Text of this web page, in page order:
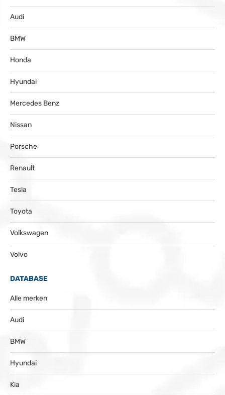
Audi
BMW
Honda
Hyundai
Mercedes Benz
Nissan
Porsche
Renault
Tesla
Toyota
Volkswagen
Volvo
DATABASE
Alle merken
Audi
BMW
Hyundai
Kia